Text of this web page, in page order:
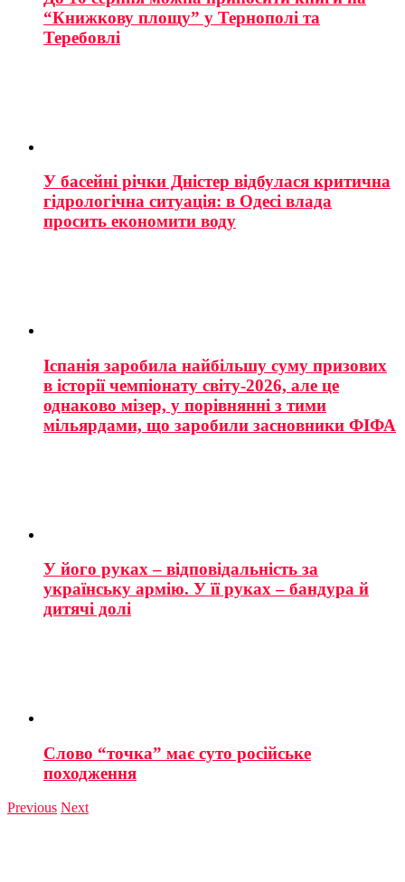
“Книжкову площу” у Тернополі та
Теребовлі
У басейні річки Дністер відбулася критична
гідрологічна ситуація: в Одесі влада
просить економити воду
Іспанія заробила найбільшу суму призових
в історії чемпіонату світу-2026, але це
однаково мізер, у порівнянні з тими
мільярдами, що заробили засновники ФІФА
У його руках – відповідальність за
українську армію. У її руках – бандура й
дитячі долі
Слово “точка” має суто російське
походження
Previous Next